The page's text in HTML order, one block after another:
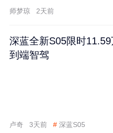
师梦琼 2天前
深蓝全新S05限时
到端智驾
卢奇 3天前 # 深蓝S05